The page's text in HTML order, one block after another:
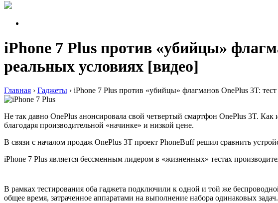
iPhone 7 Plus против «убийцы»
реальных условиях [видео]
Главная › Гаджеты › iPhone 7 Plus против «убийцы» флагманов OnePlus 3T:
Не так давно OnePlus анонсировала свой четвертый смартфон OnePlus 3T.
благодаря производительной «начинке» и низкой цене.
В связи с началом продаж OnePlus 3T проект PhoneBuff решил сравнить
iPhone 7 Plus является бессменным лидером в «жизненных» тестах
В рамках тестирования оба гаджета подключили к одной и той же
общее время, затраченное аппаратами на выполнение набора одинаковых задач.